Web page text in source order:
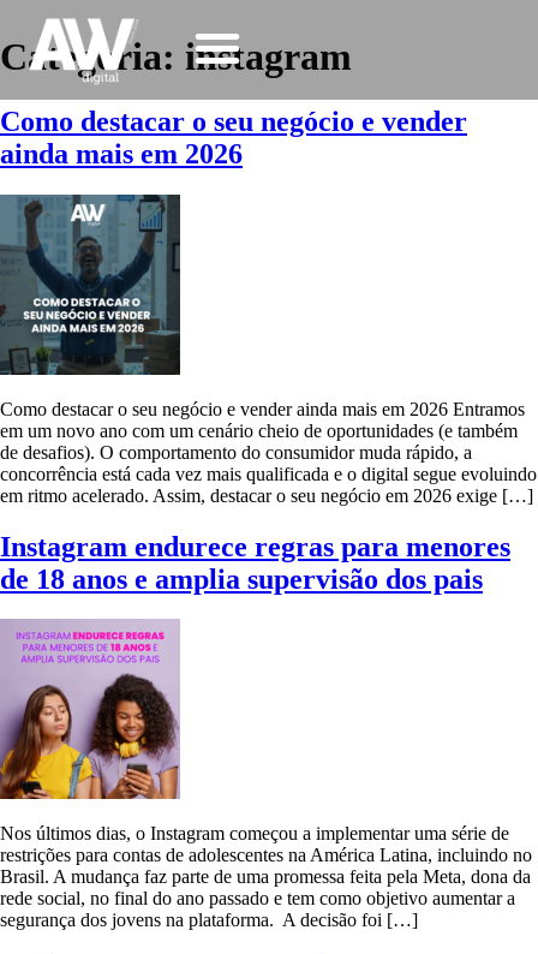
Categoria: instagram
Como destacar o seu negócio e vender
ainda mais em 2026
Como destacar o seu negócio e vender ainda mais em 2026 Entramos
em um novo ano com um cenário cheio de oportunidades (e também
de desafios). O comportamento do consumidor muda rápido, a
concorrência está cada vez mais qualificada e o digital segue evoluindo
em ritmo acelerado. Assim, destacar o seu negócio em 2026 exige […]
Instagram endurece regras para menores
de 18 anos e amplia supervisão dos pais
Nos últimos dias, o Instagram começou a implementar uma série de
restrições para contas de adolescentes na América Latina, incluindo no
Brasil. A mudança faz parte de uma promessa feita pela Meta, dona da
rede social, no final do ano passado e tem como objetivo aumentar a
segurança dos jovens na plataforma. A decisão foi […]